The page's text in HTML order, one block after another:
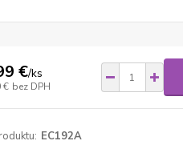
€/ks
€ bez DPH
EC192A